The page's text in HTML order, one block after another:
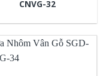
CNVG-32